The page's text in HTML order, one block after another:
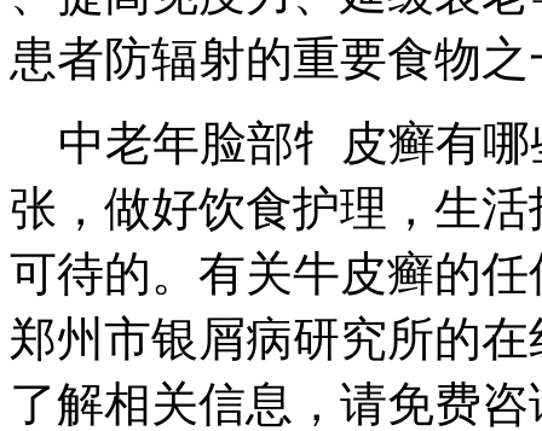
患者防辐射的重要食物之
中老年脸部牜皮癣有哪
张，做好饮食护理，生
可待的。有关牛皮癣的
郑州市银屑病研究所的
了解相关信息，请免费咨